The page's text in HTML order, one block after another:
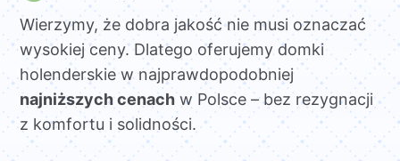
Wierzymy, że dobra jakość nie musi oznaczać
wysokiej ceny. Dlatego oferujemy domki
holenderskie w najprawdopodobniej
najniższych cenachw Polsce – bez rezygnacji
z komfortu i solidności.